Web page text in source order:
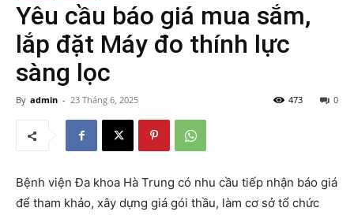
Yêu cầu báo giá mua sắm,
lắp đặt Máy đo thính lực
sàng lọc
By admin - 23 Tháng 6, 2025 0
473
Bệnh viện Đa khoa Hà Trung có nhu cầu tiếp nhận báo giá
để tham khảo, xây dựng giá gói thầu, làm cơ sở tổ chức